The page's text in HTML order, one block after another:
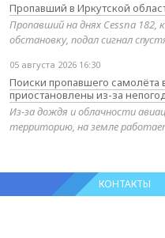
Пропавший в Иркутской
Пропавший на днях Cessna
обстановку, подал сигнал
05 августа 2026 16:30
Поиски пропавшего самолёта
приостановлены из-за
Из-за дождя и облачности
территорию, на земле
КОНТАКТЫ